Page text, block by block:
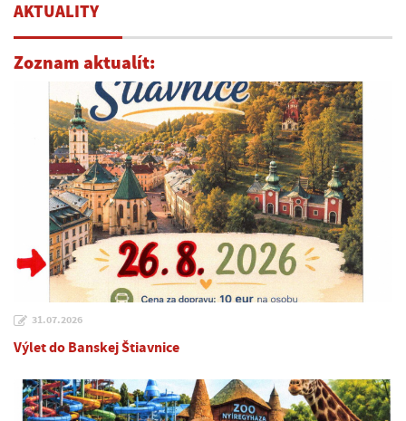
AKTUALITY
Zoznam aktualít:
31.07.2026
Výlet do Banskej Štiavnice